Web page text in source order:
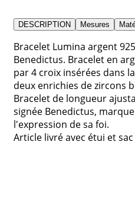
DESCRIPTION Mesures
Bracelet Lumina argent
Benedictus. Bracelet en
par 4 croix insérées dans
deux enrichies de zircons
Bracelet de longueur
signée Benedictus,
l'expression de sa foi.
Article livré avec étui et